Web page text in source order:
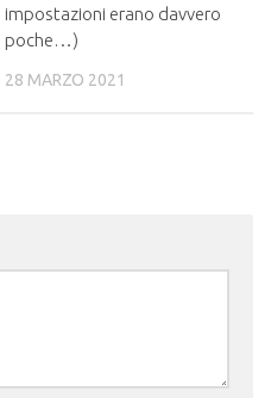
impostazioni erano davvero
poche…)
28 MARZO 2021